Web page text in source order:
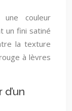
une couleur
un fini satiné
la texture
à lèvres